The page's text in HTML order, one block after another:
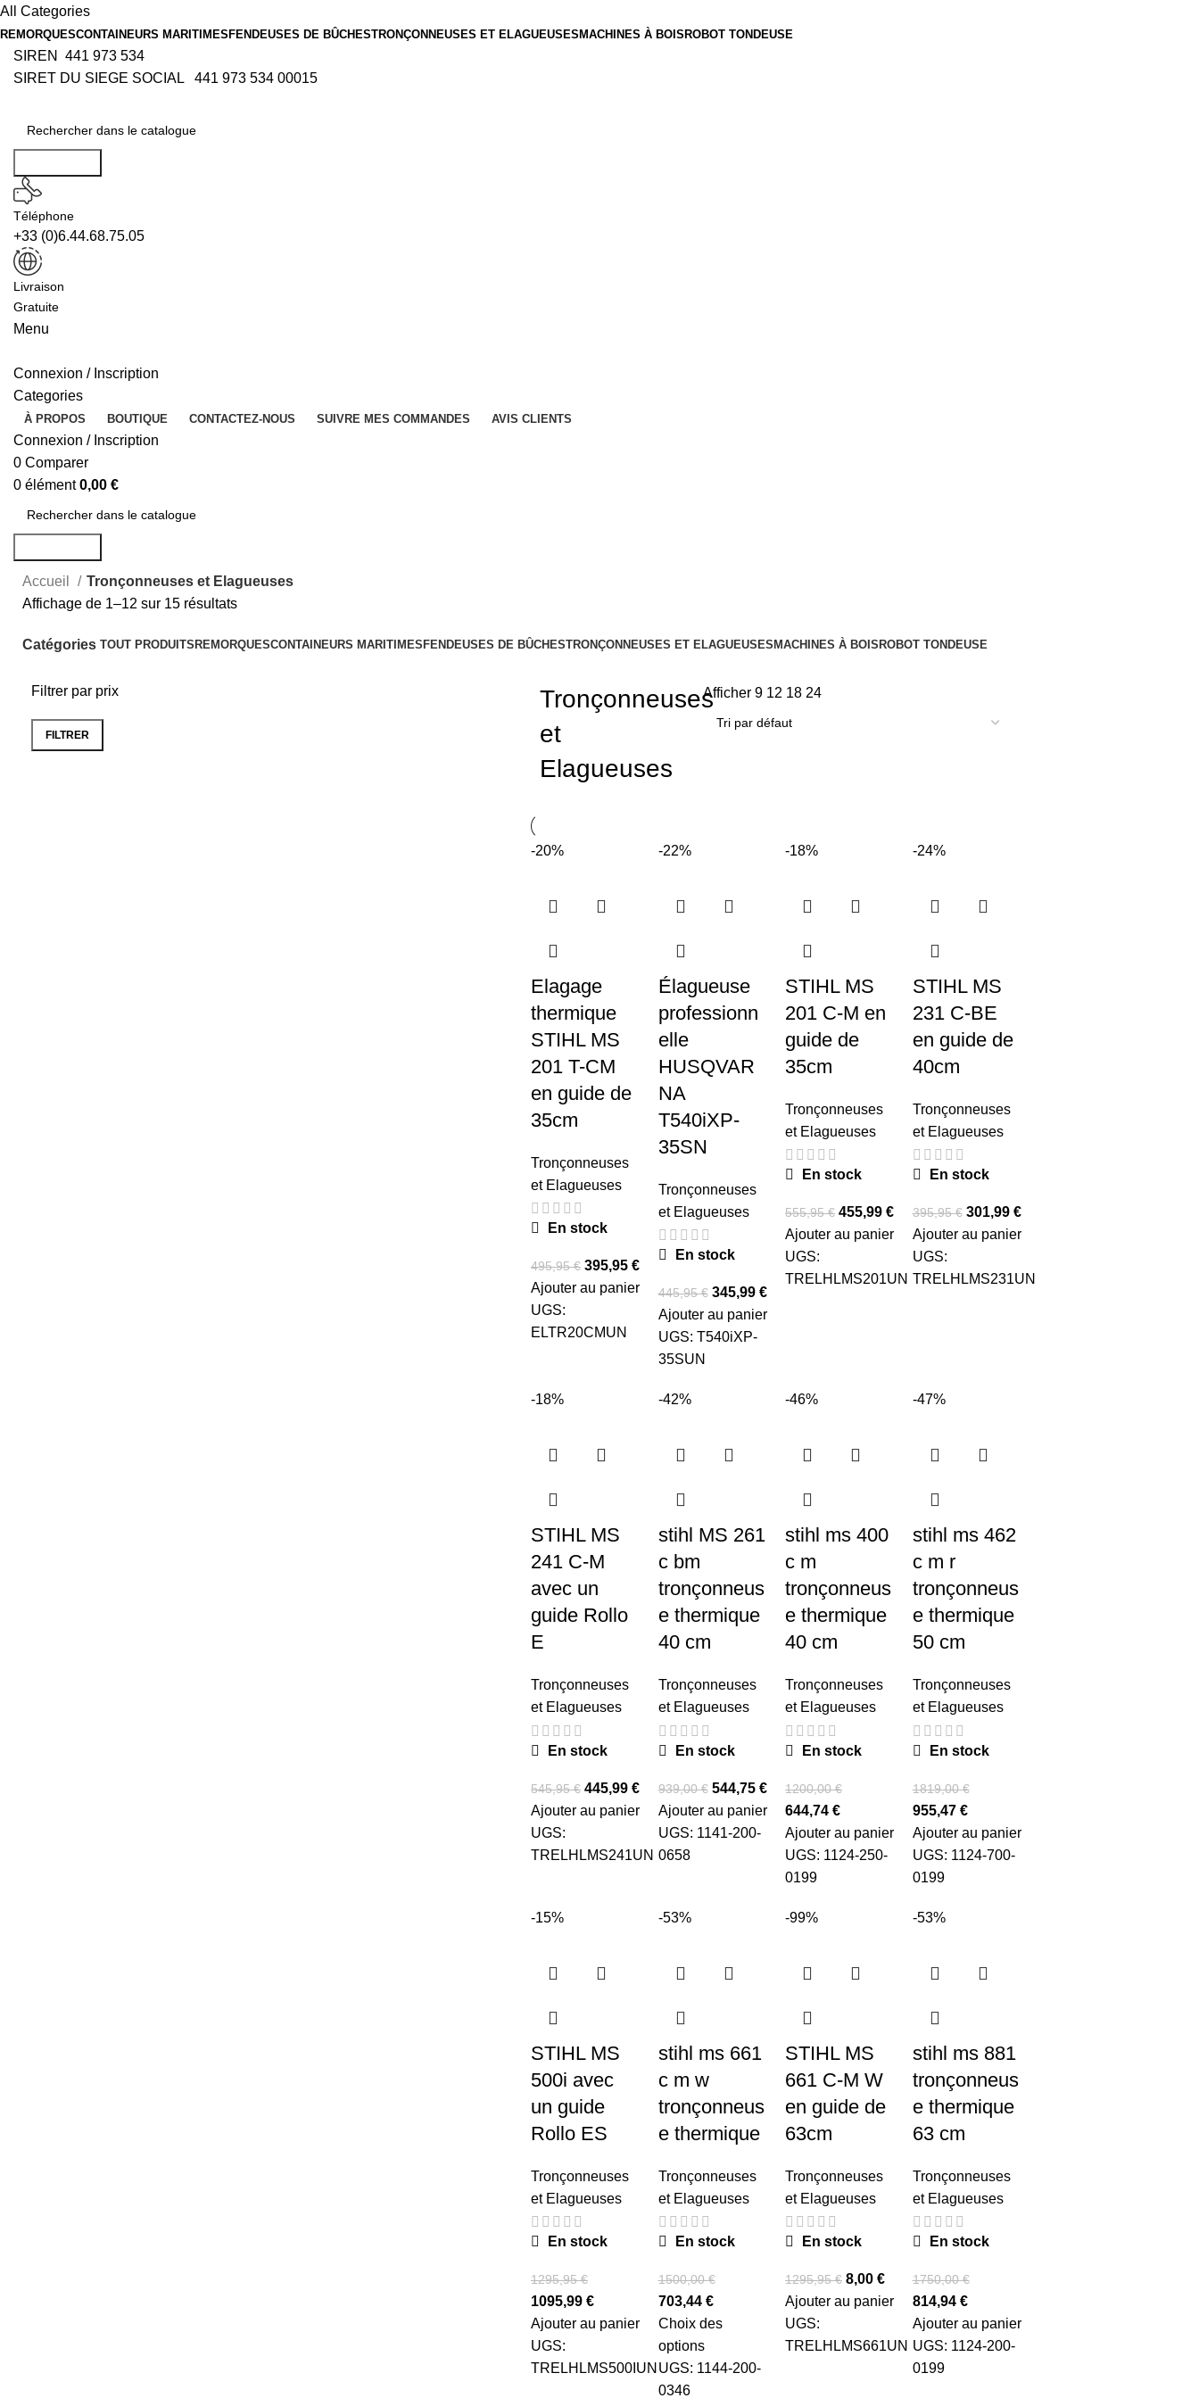
All Categories
REMORQUESCONTAINEURS MARITIMES FENDEUSES DE BÛCHESTRONÇONNEUSES ET ELAGUEUSES MACHINES À BOIS ROBOT TONDEUSE
SIREN 441 973 534
SIRET DU SIEGE SOCIAL 441 973 534 00015
Téléphone
+33 (0)6.44.68.75.05
Livraison
Gratuite
Menu
Connexion / Inscription
Categories
À PROPOS BOUTIQUE CONTACTEZ-NOUS SUIVRE MES COMMANDES AVIS CLIENTS
Connexion / Inscription
0 Comparer
0 élément 0,00 €
Accueil
Tronçonneuses et Elagueuses
Affichage de 1–12 sur 15 résultats
Catégories TOUT PRODUITS REMORQUESCONTAINEURS MARITIMES FENDEUSES DE BÛCHESTRONÇONNEUSES ET ELAGUEUSES MACHINES À BOIS ROBOT TONDEUSE
Filtrer par prix
FILTRER
Tronçonneuses
et
Elagueuses
Afficher9 12 18 24
-20%
Elagage
thermique
STIHL MS
201 T-CM
en guide de
35cm
Tronçonneuses
et Elagueuses
En stock
495,95€ 395,95 €
Ajouter au panier
UGS:
ELTR20CMUN
-22%
Élagueuse
professionn
elle
HUSQVAR
NA
T540iXP-
35SN
Tronçonneuses
et Elagueuses
En stock
445,95€ 345,99 €
Ajouter au panier
UGS: T540iXP-
35SUN
-18%
STIHL MS
201 C-M en
guide de
35cm
Tronçonneuses
et Elagueuses
En stock
555,95€ 455,99 €
Ajouter au panier
UGS:
TRELHLMS201UN
-24%
STIHL MS
231 C-BE
en guide de
40cm
Tronçonneuses
et Elagueuses
En stock
395,95€ 301,99 €
Ajouter au panier
UGS:
TRELHLMS231UN
-18%
STIHL MS
241 C-M
avec un
guide Rollo
E
Tronçonneuses
et Elagueuses
En stock
545,95€ 445,99 €
Ajouter au panier
UGS:
TRELHLMS241UN
-42%
stihl MS 261
c bm
tronçonneus
e thermique
40 cm
Tronçonneuses
et Elagueuses
En stock
939,00€ 544,75 €
Ajouter au panier
UGS: 1141-200-
0658
-46%
stihl ms 400
c m
tronçonneus
e thermique
40 cm
Tronçonneuses
et Elagueuses
En stock
1200,00€
644,74 €
Ajouter au panier
UGS: 1124-250-
0199
-47%
stihl ms 462
c m r
tronçonneus
e thermique
50 cm
Tronçonneuses
et Elagueuses
En stock
1819,00€
955,47 €
Ajouter au panier
UGS: 1124-700-
0199
-15%
STIHL MS
500i avec
un guide
Rollo ES
Tronçonneuses
et Elagueuses
En stock
1295,95€
1095,99 €
Ajouter au panier
UGS:
TRELHLMS500IUN
-53%
stihl ms 661
c m w
tronçonneus
e thermique
Tronçonneuses
et Elagueuses
En stock
1500,00€
703,44 €
Choix des
options
UGS: 1144-200-
0346
-99%
STIHL MS
661 C-M W
en guide de
63cm
Tronçonneuses
et Elagueuses
En stock
1295,95€ 8,00 €
Ajouter au panier
UGS:
TRELHLMS661UN
-53%
stihl ms 881
tronçonneus
e thermique
63 cm
Tronçonneuses
et Elagueuses
En stock
1750,00€
814,94 €
Ajouter au panier
UGS: 1124-200-
0199